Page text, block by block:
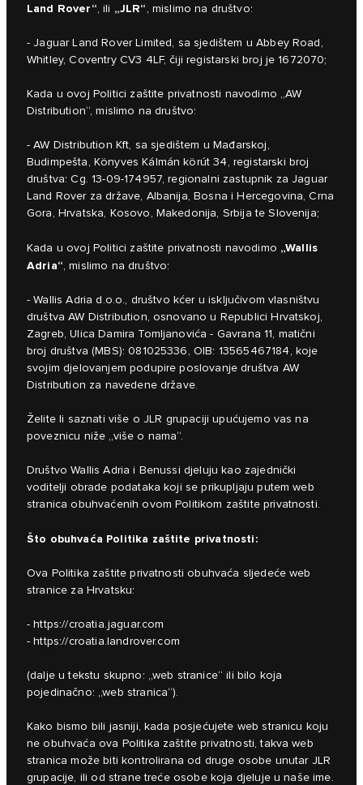
Land Rover“, ili „JLR“, mislimo na društvo:
- Jaguar Land Rover Limited, sa sjedištem u Abbey Road,
Whitley, Coventry CV3 4LF, čiji registarski broj je 1672070;
Kada u ovoj Politici zaštite privatnosti navodimo „AW
Distribution“, mislimo na društvo:
- AW Distribution Kft, sa sjedištem u Mađarskoj,
Budimpešta, Könyves Kálmán körút 34, registarski broj
društva: Cg. 13-09-174957, regionalni zastupnik za Jaguar
Land Rover za države, Albanija, Bosna i Hercegovina, Crna
Gora, Hrvatska, Kosovo, Makedonija, Srbija te Slovenija;
Kada u ovoj Politici zaštite privatnosti navodimo „Wallis
Adria“, mislimo na društvo:
- Wallis Adria d.o.o., društvo kćer u isključivom vlasništvu
društva AW Distribution, osnovano u Republici Hrvatskoj,
Zagreb, Ulica Damira Tomljanovića - Gavrana 11, matični
broj društva (MBS): 081025336, OIB: 13565467184, koje
svojim djelovanjem podupire poslovanje društva AW
Distribution za navedene države.
Želite li saznati više o JLR grupaciji upućujemo vas na
poveznicu niže „više o nama“.
Društvo Wallis Adria i Benussi djeluju kao zajednički
voditelji obrade podataka koji se prikupljaju putem web
stranica obuhvaćenih ovom Politikom zaštite privatnosti.
Što obuhvaća Politika zaštite privatnosti:
Ova Politika zaštite privatnosti obuhvaća sljedeće web
stranice za Hrvatsku:
-https://croatia.jaguar.com
-https://croatia.landrover.com
(dalje u tekstu skupno: „web stranice“ ili bilo koja
pojedinačno: „web stranica“).
Kako bismo bili jasniji, kada posjećujete web stranicu koju
ne obuhvaća ova Politika zaštite privatnosti, takva web
stranica može biti kontrolirana od druge osobe unutar JLR
grupacije, ili od strane treće osobe koja djeluje u naše ime.